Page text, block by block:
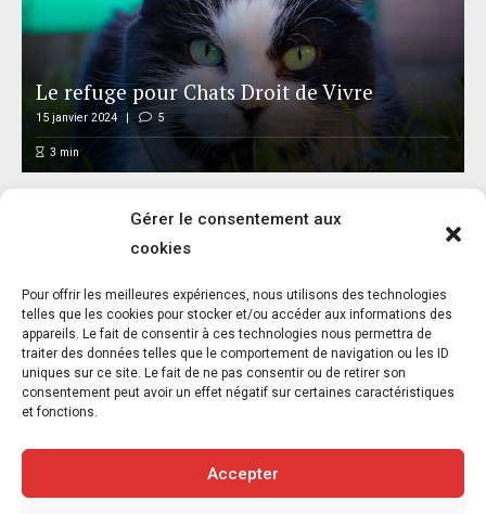
Gérer le consentement aux
cookies
Pour offrir les meilleures expériences, nous utilisons des technologies
telles que les cookies pour stocker et/ou accéder aux informations des
appareils. Le fait de consentir à ces technologies nous permettra de
traiter des données telles que le comportement de navigation ou les ID
uniques sur ce site. Le fait de ne pas consentir ou de retirer son
consentement peut avoir un effet négatif sur certaines caractéristiques
et fonctions.
Accepter
Le refuge pour Chats Droit de Vivre
15 janvier 2024 5
3 min
Les illustrations de gueule d’ange
15 janvier 2024